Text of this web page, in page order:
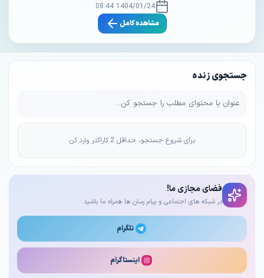
جستجوی زنده
برای شروع جستجو، حداقل 2 کاراکتر وارد کن
فضای مجازی ما!
در شبکه های اجتماعی و پیام رسان ها همراه ما باشید
تلگرام
اینستاگرام
1404/01/24 08:44
مشاهده کامل